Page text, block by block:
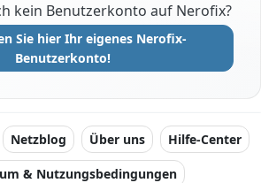
kein Benutzerkonto auf Nerofix?
Sie hier Ihr eigenes Nerofix-
Benutzerkonto!
Netzblog Über uns Hilfe-Center
& Nutzungsbedingungen